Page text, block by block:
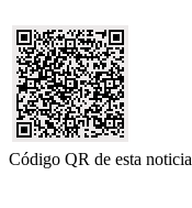
Código QR de esta noticia